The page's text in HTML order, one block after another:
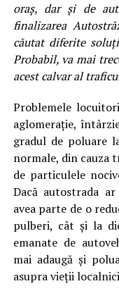
oraș, dar și de
finalizarea
căutat diferite
Probabil, va mai
acest calvar al
Problemele
aglomerație,
gradul de poluare
normale, din cauza
de particulele
Dacă autostrada
avea parte de o
pulberi, cât şi la
emanate de
mai adaugă și
asupra vieții